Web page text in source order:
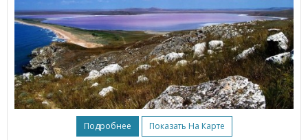
Подробнее Показать На Карте